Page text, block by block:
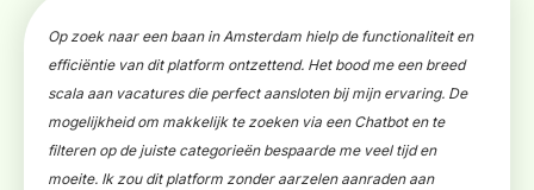
Op zoek naar een baan in Amsterdam hielp de functionaliteit en
efficiëntie van dit platform ontzettend. Het bood me een breed
scala aan vacatures die perfect aansloten bij mijn ervaring. De
mogelijkheid om makkelijk te zoeken via een Chatbot en te
filteren op de juiste categorieën bespaarde me veel tijd en
moeite. Ik zou dit platform zonder aarzelen aanraden aan